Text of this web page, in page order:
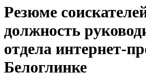
Резюме
должность
отдела интернет-
Белоглинке